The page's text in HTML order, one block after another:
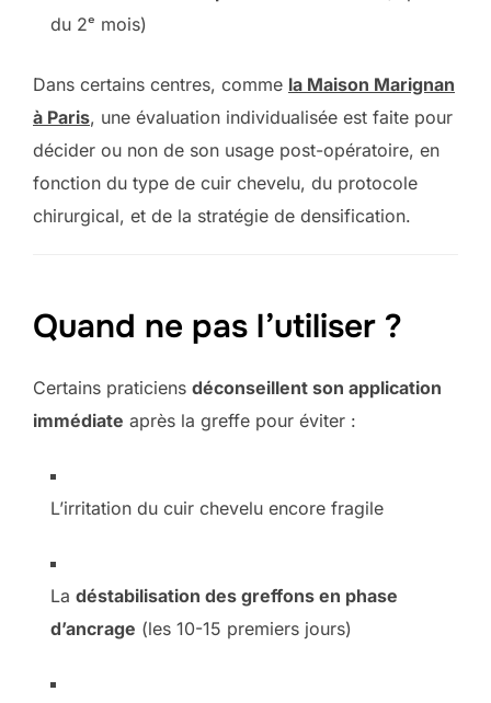
du 2ᵉ mois)
Dans certains centres, comme la Maison Marignan
à Paris, une évaluation individualisée est faite pour
décider ou non de son usage post-opératoire, en
fonction du type de cuir chevelu, du protocole
chirurgical, et de la stratégie de densification.
Quand ne pas l’utiliser ?
Certains praticiens déconseillent son application
immédiate après la greffe pour éviter :
L’irritation du cuir chevelu encore fragile
La déstabilisation des greffons en phase
d’ancrage (les 10-15 premiers jours)